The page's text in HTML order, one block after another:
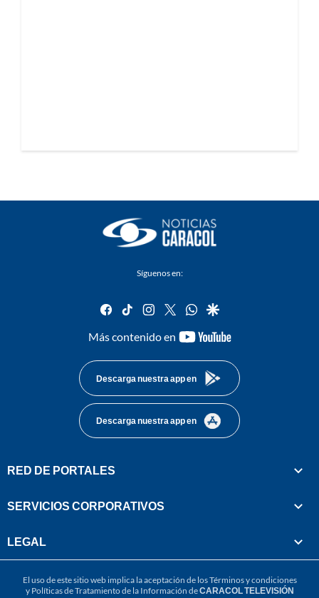
Síguenos en:
facebook
tiktok instagram
twitterwhatsapp
google
Más contenido en
youtube-
Descarga nuestra app en
Descarga nuestra app en
RED DE PORTALES
SERVICIOS CORPORATIVOS
LEGAL
El uso de este sitio web implica la aceptación de losTérminos y condiciones
y Políticas de Tratamiento de la Información deCARACOL TELEVISIÓN